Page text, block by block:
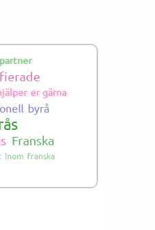
er gärna
byrå
Franska
inom franska